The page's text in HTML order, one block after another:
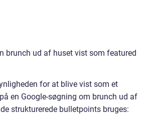
brunch ud af huset vist som featured
for at blive vist som et
en Google-søgning om brunch ud af
strukturerede bulletpoints bruges: